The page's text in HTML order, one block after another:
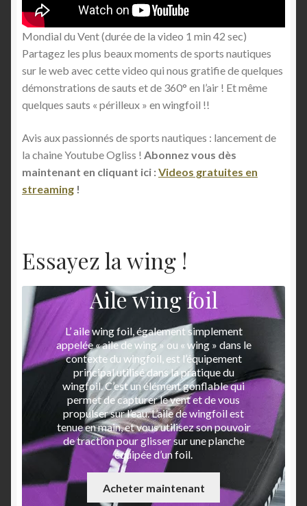
Mondial du Vent (durée de la video 1 min 42 sec)
Partagez les plus beaux moments de sports nautiques
sur le web avec cette video qui nous gratifie de quelques
démonstrations de sauts et de 360° en l’air ! Et même
quelques sauts « périlleux » en wingfoil !!
Avis aux passionnés de sports nautiques : lancement de
la chaine Youtube Ogliss ! Abonnez vous dès
maintenant en cliquant ici :Videos gratuites en
streaming !
Essayez la wing !
Aile wing foil
L’ aile wing foil, également simplement
appelée « aile de wing » ou « wing » dans le
contexte du wingfoil, est l’équipement
principal utilisé dans la pratique du
wingfoil. C’est un élément gonflable qui
permet de capturer le vent et de vous
propulser sur l’eau. L’aile de wingfoil est
tenue en main, et vous utilisez son pouvoir
de traction pour glisser sur une planche
équipée d’un foil.
Acheter maintenant